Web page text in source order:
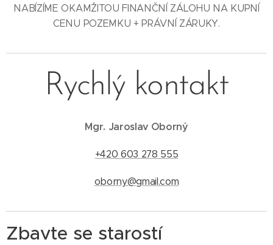
NABÍZÍME OKAMŽITOU FINANČNÍ ZÁLOHU NA KUPNÍ
CENU POZEMKU + PRÁVNÍ ZÁRUKY.
Rychlý kontakt
Mgr. Jaroslav Oborný
+420 603 278 555
oborny@gmail.com
Zbavte se starostí